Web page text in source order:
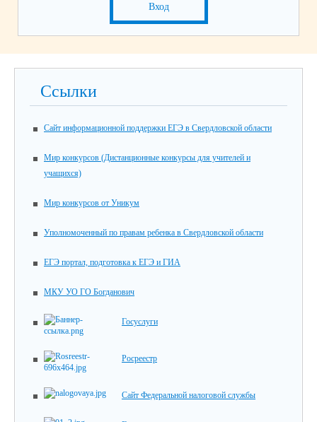
Вход
Ссылки
Сайт информационной поддержки ЕГЭ в Свердловской области
Мир конкурсов (Дистанционные конкурсы для учителей и
учащихся)
Мир конкурсов от Уникум
Уполномоченный по правам ребенка в Свердловской области
ЕГЭ портал, подготовка к ЕГЭ и ГИА
МКУ УО ГО Богданович
Госуслуги
Росреестр
Сайт Федеральной налоговой службы